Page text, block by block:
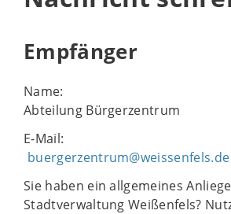
Empfänger
Name:
Abteilung Bürgerzentrum
E-Mail:
buergerzentrum@weissenfels.de
Sie haben ein allgemeines
Stadtverwaltung Weißenfels?